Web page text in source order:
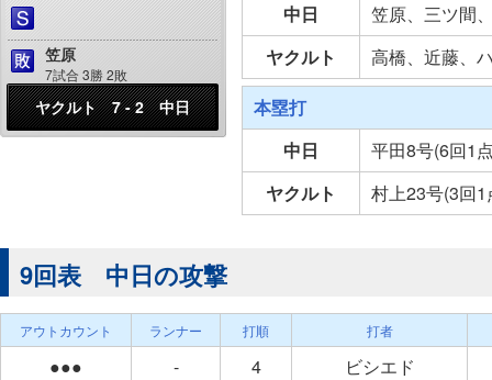
笠原
7試合 3勝 2敗
ヤクルト 7 - 2 中日
中日
笠原、三ツ間
ヤクルト
高橋、近藤、
本塁打
中日
平田8号(6回1
ヤクルト
村上23号(3回
9回表 中日の攻撃
アウトカウント ランナー 打順 打者
●●● - 4
ビシエド